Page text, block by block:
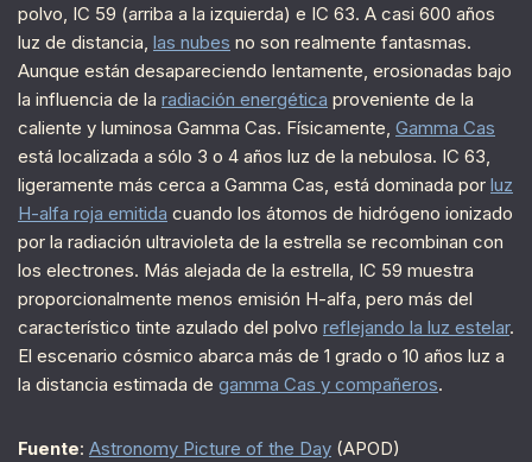
polvo, IC 59 (arriba a la izquierda) e IC 63. A casi 600 años
luz de distancia, las nubes no son realmente fantasmas.
Aunque están desapareciendo lentamente, erosionadas bajo
la influencia de la radiación energética proveniente de la
caliente y luminosa Gamma Cas. Físicamente, Gamma Cas
está localizada a sólo 3 o 4 años luz de la nebulosa. IC 63,
ligeramente más cerca a Gamma Cas, está dominada por luz
H-alfa roja emitida cuando los átomos de hidrógeno ionizado
por la radiación ultravioleta de la estrella se recombinan con
los electrones. Más alejada de la estrella, IC 59 muestra
proporcionalmente menos emisión H-alfa, pero más del
característico tinte azulado del polvo reflejando la luz estelar.
El escenario cósmico abarca más de 1 grado o 10 años luz a
la distancia estimada de gamma Cas y compañeros.
Fuente: Astronomy Picture of the Day (APOD)